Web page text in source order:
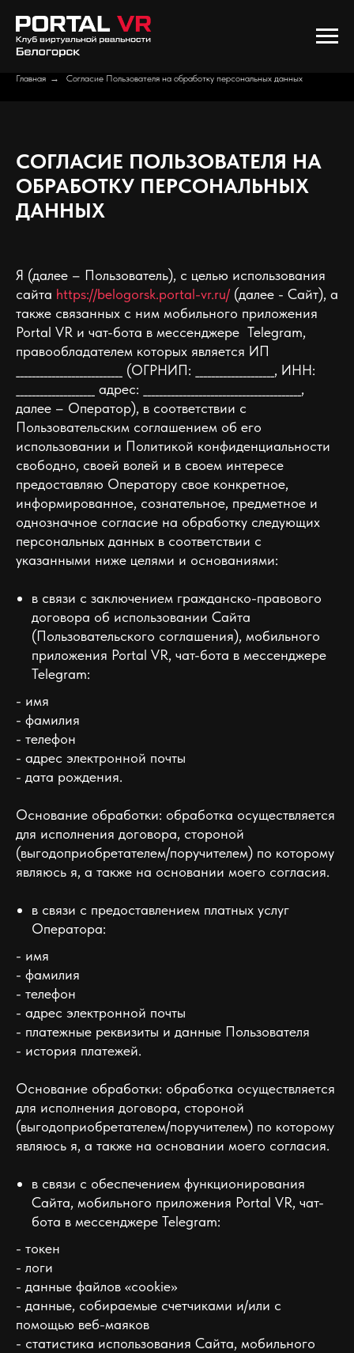
Главная → Согласие Пользователя на обработку персональных данных
СОГЛАСИЕ ПОЛЬЗОВАТЕЛЯ НА
ОБРАБОТКУ ПЕРСОНАЛЬНЫХ
ДАННЫХ
Я (далее – Пользователь), с целью использования
сайта https://belogorsk.portal-vr.ru/ (далее - Сайт), а
также связанных с ним мобильного приложения
Portal VR и чат-бота в мессенджере Telegram,
правообладателем которых является ИП
___________________________ (ОГРНИП: ____________________, ИНН:
____________________ адрес: ________________________________________,
далее – Оператор), в соответствии с
Пользовательским соглашением об его
использовании и Политикой конфиденциальности
свободно, своей волей и в своем интересе
предоставляю Оператору свое конкретное,
информированное, сознательное, предметное и
однозначное согласие на обработку следующих
персональных данных в соответствии с
указанными ниже целями и основаниями:
в связи с заключением гражданско-правового
договора об использовании Сайта
(Пользовательского соглашения), мобильного
приложения Portal VR, чат-бота в мессенджере
Telegram:
- имя
- фамилия
- телефон
- адрес электронной почты
- дата рождения.
Основание обработки: обработка осуществляется
для исполнения договора, стороной
(выгодоприобретателем/поручителем) по которому
являюсь я, а также на основании моего согласия.
в связи с предоставлением платных услуг
Оператора:
- имя
- фамилия
- телефон
- адрес электронной почты
- платежные реквизиты и данные Пользователя
- история платежей.
Основание обработки: обработка осуществляется
для исполнения договора, стороной
(выгодоприобретателем/поручителем) по которому
являюсь я, а также на основании моего согласия.
в связи с обеспечением функционирования
Сайта, мобильного приложения Portal VR, чат-
бота в мессенджере Telegram:
- токен
- логи
- данные файлов «cookie»
- данные, собираемые счетчиками и/или с
помощью веб-маяков
- статистика использования Сайта, мобильного